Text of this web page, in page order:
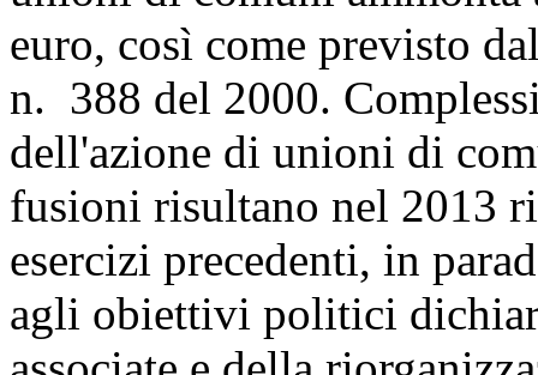
euro, così come previsto
n. 388 del 2000.
dell'azione di unioni di
fusioni risultano nel 2013
esercizi precedenti, in
agli obiettivi politici